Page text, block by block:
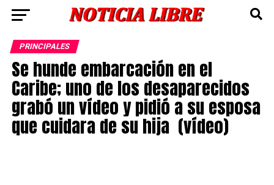
PRINCIPALES
Se hunde embarcación en el
Caribe; uno de los desaparecidos
grabó un vídeo y pidió a su esposa
que cuidara de su hija (vídeo)